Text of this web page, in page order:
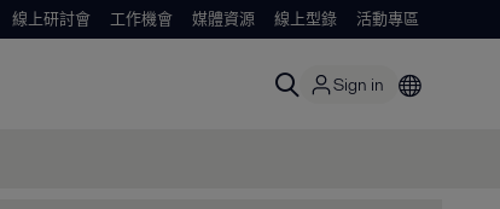
線上研討會 工作機會 媒體資源 線上型錄 活動專區
Sign in